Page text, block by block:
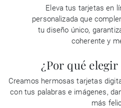
Eleva tus tarjetas en
personalizada que
tu diseño único,
coherente y
¿Por qué
Creamos hermosas tarjetas
con tus palabras e imágenes,
más